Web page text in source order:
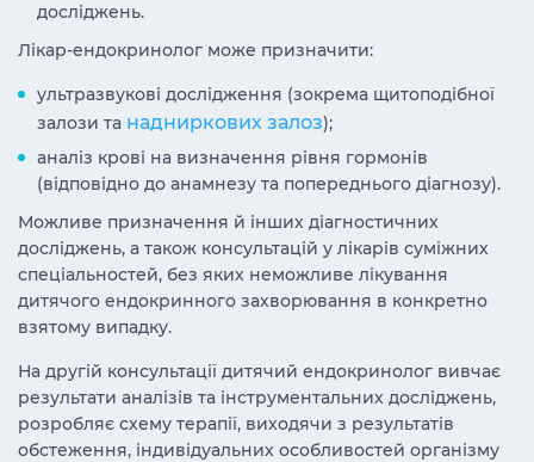
досліджень.
Лікар-ендокринолог може призначити:
ультразвукові дослідження (зокрема щитоподібної
залози та надниркових залоз);
аналіз крові на визначення рівня гормонів
(відповідно до анамнезу та попереднього діагнозу).
Можливе призначення й інших діагностичних
досліджень, а також консультацій у лікарів суміжних
спеціальностей, без яких неможливе лікування
дитячого ендокринного захворювання в конкретно
взятому випадку.
На другій консультації дитячий ендокринолог вивчає
результати аналізів та інструментальних досліджень,
розробляє схему терапії, виходячи з результатів
обстеження, індивідуальних особливостей організму